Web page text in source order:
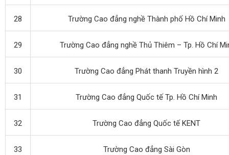
28 Trường Cao đẳng nghề Thành phố Hồ Chí Minh
29 Trường Cao đẳng nghề Thủ Thiêm – Tp. Hồ Chí
30 Trường Cao đẳng Phát thanh Truyền hình 2
31 Trường Cao đẳng Quốc tế Tp. Hồ Chí Minh
32 Trường Cao đẳng Quốc tế KENT
33 Trường Cao đẳng Sài Gòn